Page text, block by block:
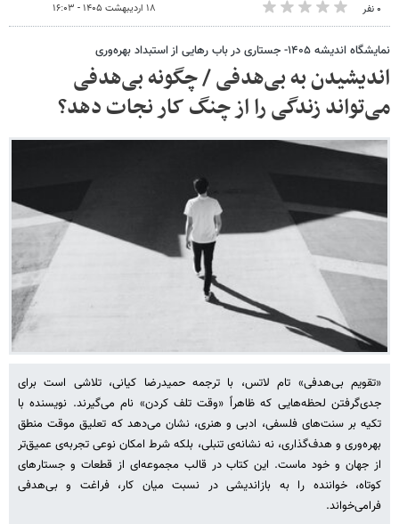
۰ نفر ۱۸ اردیبهشت ۱۴۰۵ - ۱۶:۰۳
نمایشگاه اندیشه ۱۴۰۵- جستاری در باب رهایی از استبداد بهره‌وری
اندیشیدن به بی‌هدفی / چگونه بی‌هدفی
می‌تواند زندگی را از چنگ کار نجات دهد؟
«تقویم بی‌هدفی» تام لاتس، با ترجمه‌ حمیدرضا کیانی، تلاشی است برای
جدی‌گرفتن لحظه‌هایی که ظاهراً «وقت تلف کردن» نام می‌گیرند. نویسنده با
تکیه بر سنت‌های فلسفی، ادبی و هنری، نشان می‌دهد که تعلیق موقت منطق
بهره‌وری و هدف‌گذاری، نه نشانه‌ی تنبلی، بلکه شرط امکان نوعی تجربه‌ی عمیق‌تر
از جهان و خود ماست. این کتاب در قالب مجموعه‌ای از قطعات و جستارهای
کوتاه، خواننده را به بازاندیشی در نسبت میان کار، فراغت و بی‌هدفی
فرامی‌خواند.